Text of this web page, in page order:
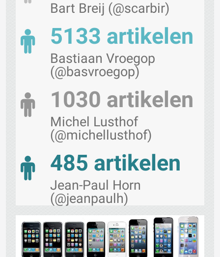
Bart Breij (@scarbir)
5133 artikelen
Bastiaan Vroegop
(@basvroegop)
1030 artikelen
Michel Lusthof
(@michellusthof)
485 artikelen
Jean-Paul Horn
(@jeanpaulh)